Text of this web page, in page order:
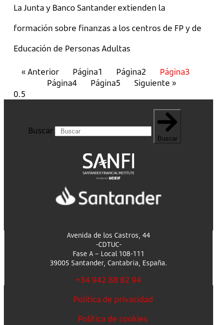
La Junta y Banco Santander extienden la
formación sobre finanzas a los centros de FP y de
Educación de Personas Adultas
« Anterior Página1 Página2 Página3
Página4 Página5 Siguiente »
Buscar
Buscar
Avenida de los Castros, 44
-CDTUC-
Fase A – Local 108-111
39005 Santander, Cantabria, España.
+34 942 88 82 94
Política de privacidad
Política de cookies